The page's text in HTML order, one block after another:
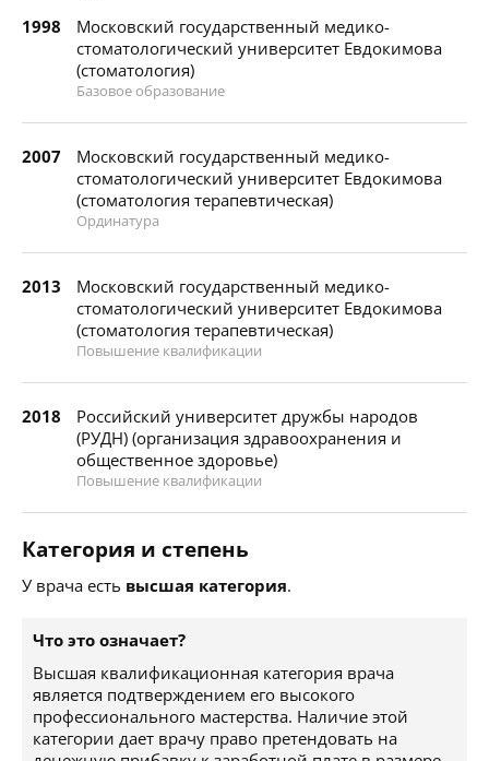
1998
Московский государственный медико-
стоматологический университет Евдокимова
(стоматология)
Базовое образование
2007
Московский государственный медико-
стоматологический университет Евдокимова
(стоматология терапевтическая)
Ординатура
2013
Московский государственный медико-
стоматологический университет Евдокимова
(стоматология терапевтическая)
Повышение квалификации
2018
Российский университет дружбы народов
(РУДН) (организация здравоохранения и
общественное здоровье)
Повышение квалификации
Категория и степень
У врача есть высшая категория.
Что это означает?
Высшая квалификационная категория врача
является подтверждением его высокого
профессионального мастерства. Наличие этой
категории дает врачу право претендовать на